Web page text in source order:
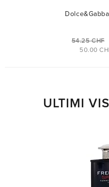
54.25 CHF
50.00
ULTIMI